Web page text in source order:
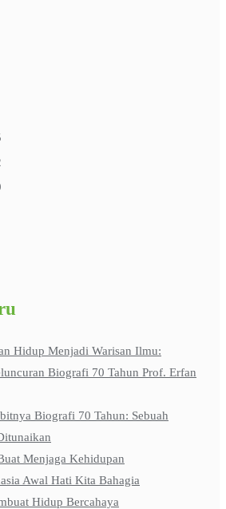
Hidup Menjadi Warisan Ilmu:
Biografi 70 Tahun Prof. Erfan
Biografi 70 Tahun: Sebuah
Menjaga Kehidupan
Awal Hati Kita Bahagia
Hidup Bercahaya